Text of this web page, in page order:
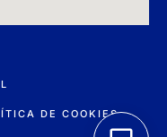
DE COOKIES